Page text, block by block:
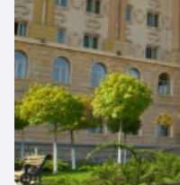
განსათავსებლად.